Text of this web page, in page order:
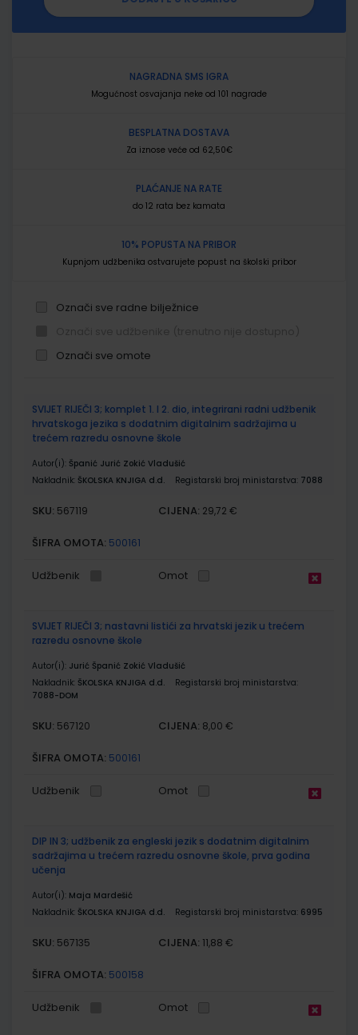
NAGRADNA SMS IGRA
Mogućnost osvajanja neke od 101 nagrade
BESPLATNA DOSTAVA
Za iznose veće od 62,50€
PLAĆANJE NA RATE
do 12 rata bez kamata
10% POPUSTA NA PRIBOR
Kupnjom udžbenika ostvarujete popust na školski pribor
Označi sve radne bilježnice
Označi sve omote
proizvodi
SVIJET RIJEČI 3; komplet 1. I 2. dio, integrirani radni udžbenik
hrvatskoga jezika s dodatnim digitalnim sadržajima u
trećem razredu osnovne škole
Autor(i): Španić Jurić Zokić Vladušić
Nakladnik: ŠKOLSKA KNJIGA d.d. Registarski broj ministarstva: 7088
SKU: 567119 CIJENA: 29,72 €
ŠIFRA OMOTA: 500161
Udžbenik Omot
SVIJET RIJEČI 3; nastavni listići za hrvatski jezik u trećem
razredu osnovne škole
Autor(i): Jurić Španić Zokić Vladušić
Nakladnik: ŠKOLSKA KNJIGA d.d.
Registarski broj ministarstva:
7088-DOM
SKU: 567120 CIJENA: 8,00 €
ŠIFRA OMOTA: 500161
Udžbenik Omot
DIP IN 3; udžbenik za engleski jezik s dodatnim digitalnim
sadržajima u trećem razredu osnovne škole, prva godina
učenja
Autor(i): Maja Mardešić
Nakladnik: ŠKOLSKA KNJIGA d.d. Registarski broj ministarstva: 6995
SKU: 567135 CIJENA: 11,88 €
ŠIFRA OMOTA: 500158
Udžbenik Omot